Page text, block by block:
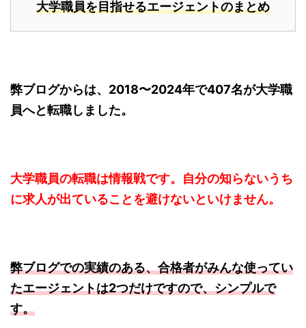
大学職員を目指せるエージェントのまとめ
弊ブログからは、2018〜2024年で407名が大学職
員へと転職しました。
大学職員の転職は情報戦です。自分の知らないうち
に求人が出ていることを避けないといけません。
弊ブログでの実績のある、合格者がみんな使ってい
たエージェントは2つだけですので、シンプルで
す。